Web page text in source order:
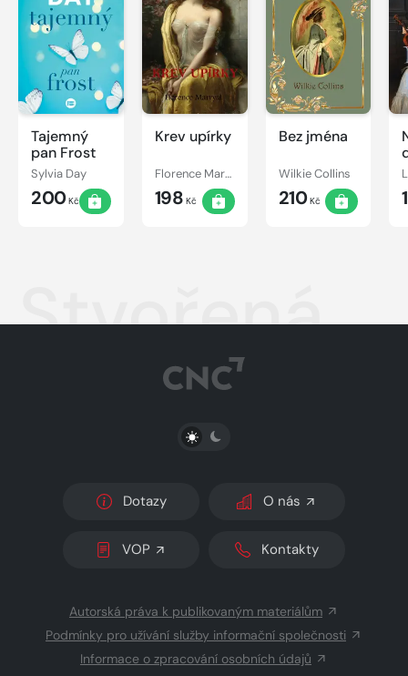
Tajemný
pan Frost
Sylvia Day
200Kč
Krev upírky
Florence Marryat
198 Kč
Bez jména
Wilkie Collins
210Kč
Stvořená
PŘEPNOUT SVĚTLÝ/TMAVÝ REŽIM
Dotazy O nás
VOP Kontakty
Autorská práva k publikovaným materiálům
Podmínky pro užívání služby informační společnosti
Informace o zpracování osobních údajů